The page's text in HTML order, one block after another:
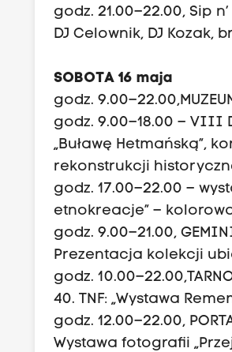
godz. 21.00–22.00, Sip
DJ Celownik, DJ Kozak,
SOBOTA 16 maja
godz.
godz. 9.00–18.00 – VIII
„Buławę Hetmańską”,
rekonstrukcji
godz. 17.00–22.00 –
etnokreacje” –
godz. 9.00–21.00,
Prezentacja kolekcji
godz.
40. TNF: „Wystawa
godz. 12.00–22.00,
Wystawa fotografii